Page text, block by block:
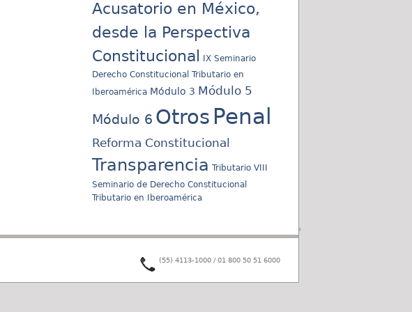
Acusatorio en México,
desde la Perspectiva
Constitucional
IX Seminario
Derecho Constitucional Tributario en
Iberoamérica Módulo 3 Módulo 5
Módulo 6 Otros Penal
Reforma Constitucional
Transparencia Tributario VIII
Seminario de Derecho Constitucional
Tributario en Iberoamérica
(55) 4113-1000 / 01 800 50 51 6000